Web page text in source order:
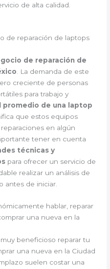
de alta calidad.
de reparación de laptops
de reparación de
. La demanda de este
creciente de personas
para trabajo y
promedio de una laptop
que estos equipos
en algún
tener en cuenta
técnicas y
para ofrecer un servicio de
realizar un análisis de
antes de iniciar.
hablar, reparar
una nueva en la
beneficioso reparar tu
una nueva en la Ciudad
suelen costar una